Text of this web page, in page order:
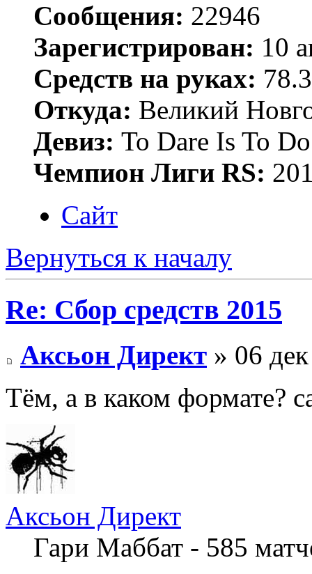
Сообщения: 22946
Зарегистрирован: 10
Средств на руках:
Откуда: Великий
Девиз: To Dare Is To Do
Чемпион Лиги RS:
Сайт
Вернуться к началу
Re: Сбор средств 2015
Аксьон Директ » 06
Тём, а в каком формате?
Аксьон Директ
Гари Маббат - 585